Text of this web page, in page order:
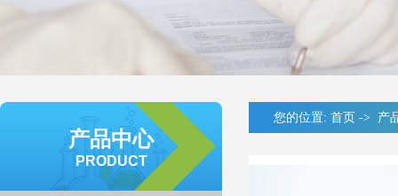
产品中心
PRODUCT
您的位置: 首页 -> 产